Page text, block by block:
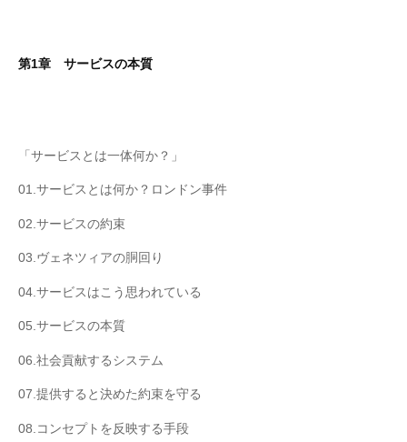
第1章 サービスの本質
「サービスとは一体何か？」
01.サービスとは何か？ロンドン事件
02.サービスの約束
03.ヴェネツィアの胴回り
04.サービスはこう思われている
05.サービスの本質
06.社会貢献するシステム
07.提供すると決めた約束を守る
08.コンセプトを反映する手段